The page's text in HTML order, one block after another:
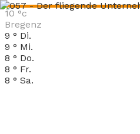
10 °c
Bregenz
9 ° Di.
9 ° Mi.
8 ° Do.
8 ° Fr.
8 ° Sa.